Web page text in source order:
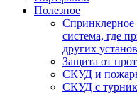
Полезное
Спринклерное
система, где
других
Защита от
СКУД и
СКУД с